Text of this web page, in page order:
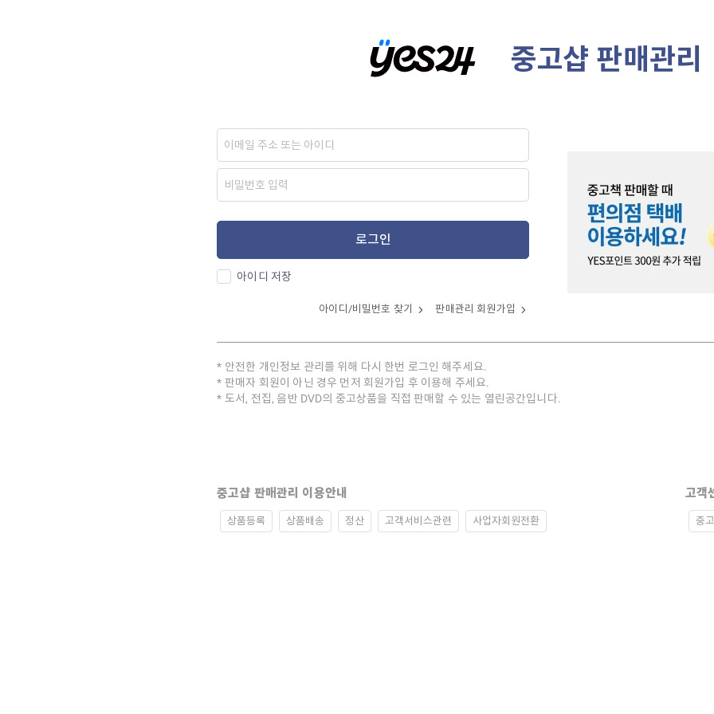
중고샵 판매관리
로그인
아이디 저장
아이디/비밀번호 찾기 판매관리 회원가입
안전한 개인정보 관리를 위해 다시 한번 로그인 해주세요.
판매자 회원이 아닌 경우 먼저 회원가입 후 이용해 주세요.
도서, 전집, 음반 DVD의 중고상품을 직접 판매할 수 있는 열린공간입니다.
중고샵 판매관리 이용안내
상품등록 상품배송 정산 고객서비스관련 사업자회원전환
고객
중